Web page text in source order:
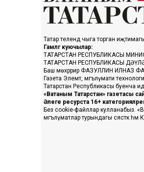
Татар телендә чыга торган
Гамәлгә куючылар:
ТАТАРСТАН РЕСПУБЛИКАСЫ
ТАТАРСТАН РЕСПУБЛИКАСЫ
Баш мөхәррир ФАЗУЛЛИН ИЛНАЗ
Газета Элемтә, мәгълүмати
Татарстан Республикасы буенча
«Ватаным Татарстан» газетасы
Әлеге ресурста 16+
Без cookie-файллар кулланабыз.
мәгълүматлар турындагы сәясәткә